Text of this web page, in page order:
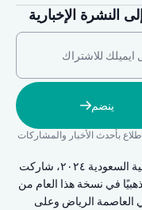
النشرة الإخبارية
ينضم
بأحدث الأخبار والمشاركات
مع انطلاقة النسخة الثالثة لملتقى السوق المالية السعودية ٢٠٢٤، شاركت
ذهبيًا في نسخة هذا العام من
العاصمة الرياض وعلى